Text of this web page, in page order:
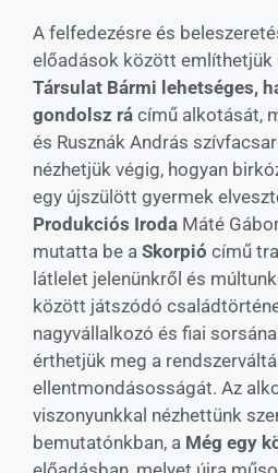
A felfedezésre és
előadások között említhetjük
Társulat Bármi lehetséges,
gondolsz rá című alkotását,
és Rusznák András
nézhetjük végig, hogyan
egy újszülött gyermek
Produkciós Iroda Máté
mutatta be a Skorpió című
látlelet jelenünkről és
között játszódó
nagyvállalkozó és fiai
érthetjük meg a
ellentmondásosságát. Az
viszonyunkkal nézhettünk
bemutatónkban, a Még egy